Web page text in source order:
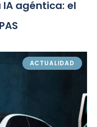
agéntica: el
ACTUALIDAD